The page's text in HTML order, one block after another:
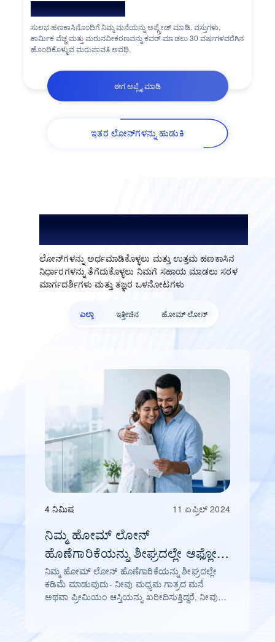
ಮನೆ ನವೀಕರಣ ಲೋನ್
ಸುಲಭ ಹಣಕಾಸಿನೊಂದಿಗೆ ನಿಮ್ಮ ಮನೆಯನ್ನು ಅಪ್ಗ್ರೇಡ್ ಮಾಡಿ. ವಸ್ತುಗಳು,
ಕಾರ್ಮಿಕ ವೆಚ್ಚ ಮತ್ತು ಮರುನವೀಕರಣವನ್ನು ಕವರ್ ಮಾಡಲು 30 ವರ್ಷಗಳವರೆಗಿನ
ಹೊಂದಿಕೊಳ್ಳುವ ಮರುಪಾವತಿ ಅವಧಿ.
ಈಗ ಅಪ್ಲೈ ಮಾಡಿ
ಇತರ ಲೋನ್‌ಗಳನ್ನು ಹುಡುಕಿ
ಲೋನ್‌ಗಳನ್ನು ಅರ್ಥಮಾಡಿಕೊಳ್ಳಲು ಮತ್ತು ಉತ್ತಮ ಹಣಕಾಸಿನ
ನಿರ್ಧಾರಗಳನ್ನು ತೆಗೆದುಕೊಳ್ಳಲು ನಿಮಗೆ ಸಹಾಯ ಮಾಡಲು ಸರಳ
ಮಾರ್ಗದರ್ಶಿಗಳು ಮತ್ತು ತಜ್ಞರ ಒಳನೋಟಗಳು
ಎಲ್ಲಾ ಇತ್ತೀಚಿನ ಹೋಮ್ ಲೋನ್‌
4 ನಿಮಿಷ 11 ಏಪ್ರಿಲ್ 2024
ನಿಮ್ಮ ಹೋಮ್ ಲೋನ್
ಹೊಣೆಗಾರಿಕೆಯನ್ನು ಶೀಘ್ರದಲ್ಲೇ ಆಫ್ಲೋಡ್
ಮಾಡಲಾಗುತ್ತಿದೆ
ನಿಮ್ಮ ಹೋಮ್ ಲೋನ್ ಹೊಣೆಗಾರಿಕೆಯನ್ನು ಶೀಘ್ರದಲ್ಲೇ
ಕಡಿಮೆ ಮಾಡುವುದು- ನೀವು ಮಧ್ಯಮ ಗಾತ್ರದ ಮನೆ
ಅಥವಾ ಪ್ರೀಮಿಯಂ ಆಸ್ತಿಯನ್ನು ಖರೀದಿಸುತ್ತಿದ್ದರೆ, ನೀವು